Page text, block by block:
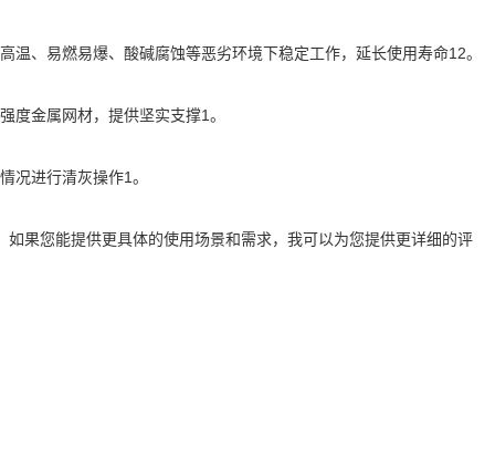
、易燃易爆、酸碱腐蚀等恶劣环境下稳定工作，延长使用寿命12。
度金属网材，提供坚实支撑1。
况进行清灰操作1。
果您能提供更具体的使用场景和需求，我可以为您提供更详细的评